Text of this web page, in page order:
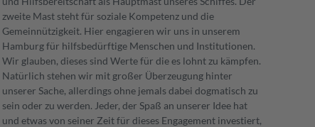
zweite Mast steht für soziale Kompetenz und die
Gemeinnützigkeit. Hier engagieren wir uns in unserem
Hamburg für hilfsbedürftige Menschen und Institutionen.
Wir glauben, dieses sind Werte für die es lohnt zu kämpfen.
Natürlich stehen wir mit großer Überzeugung hinter
unserer Sache, allerdings ohne jemals dabei dogmatisch zu
sein oder zu werden. Jeder, der Spaß an unserer Idee hat
und etwas von seiner Zeit für dieses Engagement investiert,